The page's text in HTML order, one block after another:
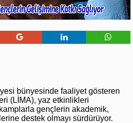
bünyesinde faaliyet gösteren
(LİMA), yaz etkinlikleri
gençlerin akademik,
destek olmayı sürdürüyor.